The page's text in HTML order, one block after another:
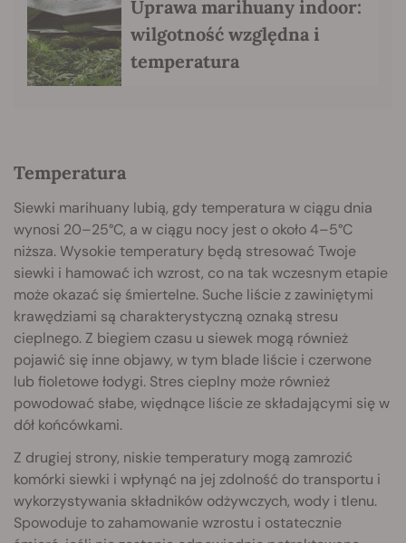
Uprawa marihuany indoor:
wilgotność względna i
temperatura
Temperatura
Siewki marihuany lubią, gdy temperatura w ciągu dnia
wynosi 20–25°C, a w ciągu nocy jest o około 4–5°C
niższa. Wysokie temperatury będą stresować Twoje
siewki i hamować ich wzrost, co na tak wczesnym etapie
może okazać się śmiertelne. Suche liście z zawiniętymi
krawędziami są charakterystyczną oznaką stresu
cieplnego. Z biegiem czasu u siewek mogą również
pojawić się inne objawy, w tym blade liście i czerwone
lub fioletowe łodygi. Stres cieplny może również
powodować słabe, więdnące liście ze składającymi się w
dół końcówkami.
Z drugiej strony, niskie temperatury mogą zamrozić
komórki siewki i wpłynąć na jej zdolność do transportu i
wykorzystywania składników odżywczych, wody i tlenu.
Spowoduje to zahamowanie wzrostu i ostatecznie